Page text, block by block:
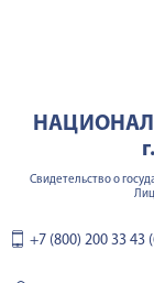
Свидетельство о
+7 (800) 200 33 43